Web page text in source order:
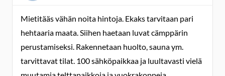
Mietitääs vähän noita hintoja. Ekaks tarvitaan pari
hehtaaria maata. Siihen haetaan luvat cämppärin
perustamiseksi. Rakennetaan huolto, sauna ym.
tarvittavat tilat. 100 sähköpaikkaa ja luultavasti vielä